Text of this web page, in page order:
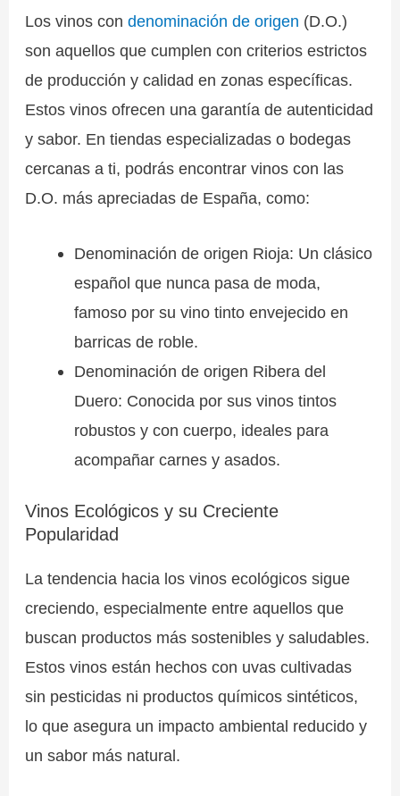
Los vinos condenominación de origen (D.O.)
son aquellos que cumplen con criterios estrictos
de producción y calidad en zonas específicas.
Estos vinos ofrecen una garantía de autenticidad
y sabor. En tiendas especializadas o bodegas
cercanas a ti, podrás encontrar vinos con las
D.O. más apreciadas de España, como:
Denominación de origen Rioja: Un clásico
español que nunca pasa de moda,
famoso por su vino tinto envejecido en
barricas de roble.
Denominación de origen Ribera del
Duero: Conocida por sus vinos tintos
robustos y con cuerpo, ideales para
acompañar carnes y asados.
Vinos Ecológicos y su Creciente
Popularidad
La tendencia hacia los vinos ecológicos sigue
creciendo, especialmente entre aquellos que
buscan productos más sostenibles y saludables.
Estos vinos están hechos con uvas cultivadas
sin pesticidas ni productos químicos sintéticos,
lo que asegura un impacto ambiental reducido y
un sabor más natural.